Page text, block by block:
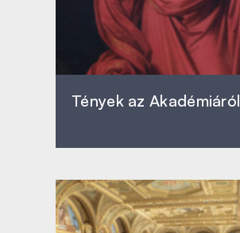
Tények az Akadémiáról